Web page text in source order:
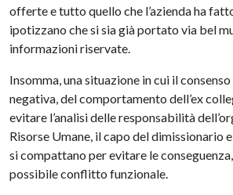
offerte e tutto quello che l’azienda ha
ipotizzano che si sia già portato via bel
informazioni riservate.
Insomma, una situazione in cui il
negativa, del comportamento dell’ex
evitare l’analisi delle responsabilità
Risorse Umane, il capo del dimissionario
si compattano per evitare le
possibile conflitto funzionale.